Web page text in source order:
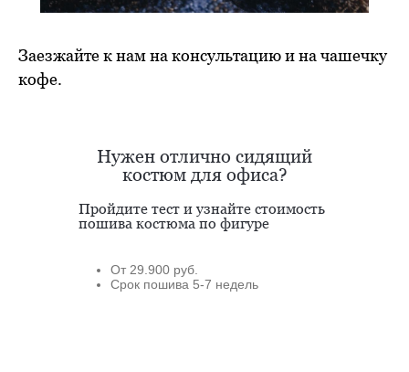
Заезжайте к нам на консультацию и на чашечку
кофе.
От 29.900 руб.
Срок пошива 5-7 недель
Пройдите тест и узнайте стоимость
пошива костюма по фигуре
Нужен отлично сидящий
костюм для офиса?